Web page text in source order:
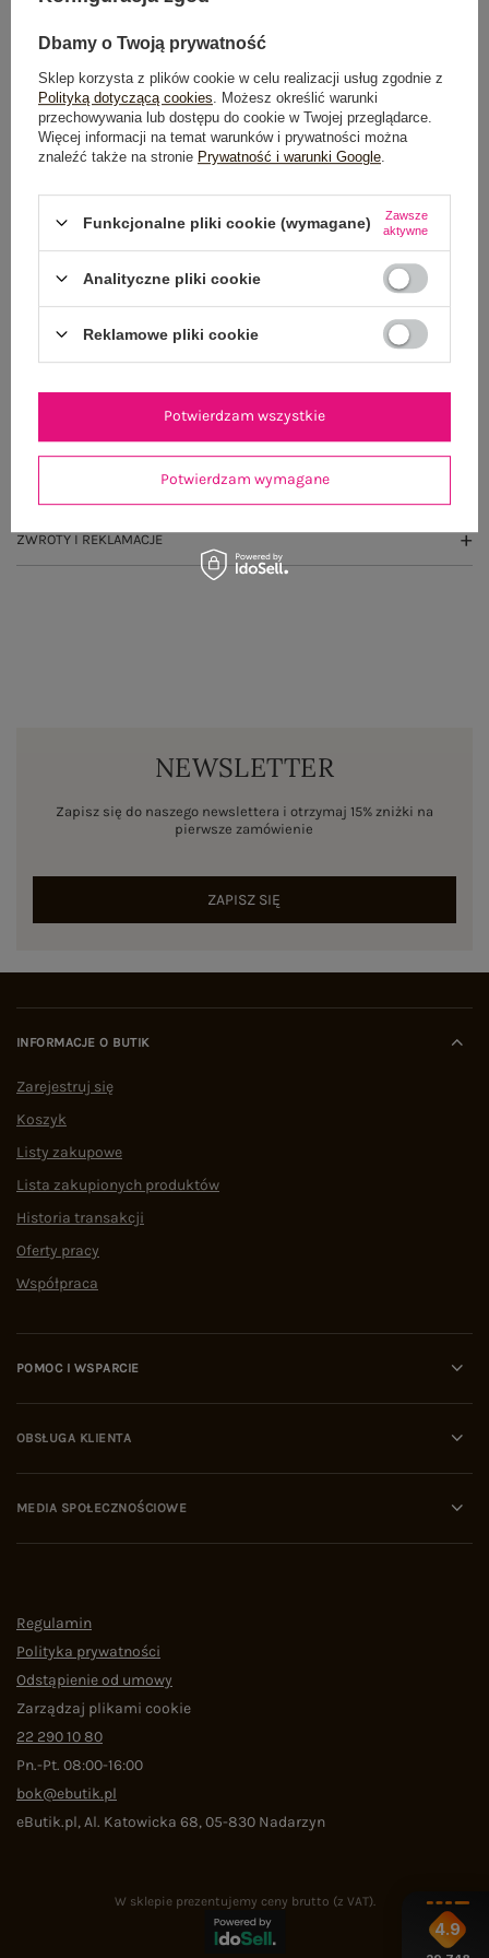
Dostawaod 7,99 zł
Do darmowej dostawy brakuje 200,00 zł
Wysyłka wponiedziałek
100 dni na zwrot
OPIS PRODUKTU
ZWROTY I REKLAMACJE
NEWSLETTER
Zapisz się do naszego newslettera i otrzymaj 15% zniżki na
pierwsze zamówienie
ZAPISZ SIĘ
INFORMACJE O BUTIK
Zarejestruj się
Koszyk
Listy zakupowe
Lista zakupionych produktów
Historia transakcji
Oferty pracy
Współpraca
POMOC I WSPARCIE
OBSŁUGA KLIENTA
MEDIA SPOŁECZNOŚCIOWE
Regulamin
Polityka prywatności
Odstąpienie od umowy
Zarządzaj plikami cookie
22 290 10 80
Pn.-Pt. 08:00-16:00
bok@ebutik.pl
eButik.pl,Al. Katowicka 68,05-830 Nadarzyn
W sklepie prezentujemy ceny brutto (z VAT).
4.9
Dbamy o Twoją prywatność
Sklep korzysta z plików cookie w celu realizacji usług zgodnie z
Polityką dotyczącą cookies . Możesz określić warunki
przechowywania lub dostępu do cookie w Twojej przeglądarce.
Więcej informacji na temat warunków i prywatności można
znaleźć także na stronie Prywatność i warunki Google
Funkcjonalne pliki cookie (wymagane)
Zawsze
aktywne
Analityczne pliki cookie
Reklamowe pliki cookie
Potwierdzam wymagane
Potwierdzam wszystkie